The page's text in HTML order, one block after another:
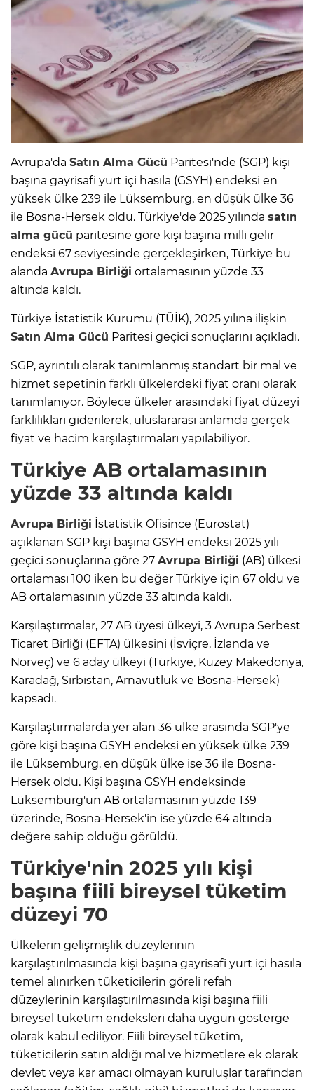
Avrupa'da Satın Alma Gücü Paritesi'nde (SGP) kişi
başına gayrisafi yurt içi hasıla (GSYH) endeksi en
yüksek ülke 239 ile Lüksemburg, en düşük ülke 36
ile Bosna-Hersek oldu. Türkiye'de 2025 yılında satın
alma gücü paritesine göre kişi başına milli gelir
endeksi 67 seviyesinde gerçekleşirken, Türkiye bu
alanda Avrupa Birliği ortalamasının yüzde 33
altında kaldı.
Türkiye İstatistik Kurumu (TÜİK), 2025 yılına ilişkin
Satın Alma Gücü Paritesi geçici sonuçlarını açıkladı.
SGP, ayrıntılı olarak tanımlanmış standart bir mal ve
hizmet sepetinin farklı ülkelerdeki fiyat oranı olarak
tanımlanıyor. Böylece ülkeler arasındaki fiyat düzeyi
farklılıkları giderilerek, uluslararası anlamda gerçek
fiyat ve hacim karşılaştırmaları yapılabiliyor.
Türkiye AB ortalamasının
yüzde 33 altında kaldı
Avrupa Birliği İstatistik Ofisince (Eurostat)
açıklanan SGP kişi başına GSYH endeksi 2025 yılı
geçici sonuçlarına göre 27 Avrupa Birliği (AB) ülkesi
ortalaması 100 iken bu değer Türkiye için 67 oldu ve
AB ortalamasının yüzde 33 altında kaldı.
Karşılaştırmalar, 27 AB üyesi ülkeyi, 3 Avrupa Serbest
Ticaret Birliği (EFTA) ülkesini (İsviçre, İzlanda ve
Norveç) ve 6 aday ülkeyi (Türkiye, Kuzey Makedonya,
Karadağ, Sırbistan, Arnavutluk ve Bosna-Hersek)
kapsadı.
Karşılaştırmalarda yer alan 36 ülke arasında SGP'ye
göre kişi başına GSYH endeksi en yüksek ülke 239
ile Lüksemburg, en düşük ülke ise 36 ile Bosna-
Hersek oldu. Kişi başına GSYH endeksinde
Lüksemburg'un AB ortalamasının yüzde 139
üzerinde, Bosna-Hersek'in ise yüzde 64 altında
değere sahip olduğu görüldü.
Türkiye'nin 2025 yılı kişi
başına fiili bireysel tüketim
düzeyi 70
Ülkelerin gelişmişlik düzeylerinin
karşılaştırılmasında kişi başına gayrisafi yurt içi hasıla
temel alınırken tüketicilerin göreli refah
düzeylerinin karşılaştırılmasında kişi başına fiili
bireysel tüketim endeksleri daha uygun gösterge
olarak kabul ediliyor. Fiili bireysel tüketim,
tüketicilerin satın aldığı mal ve hizmetlere ek olarak
devlet veya kar amacı olmayan kuruluşlar tarafından